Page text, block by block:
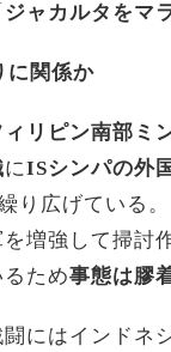
ジャカルタをマ
に関係か
ィリピン南部ミ
にISシンパの外
り広げている
増強して掃討
ため事態は膠
にはインドネ